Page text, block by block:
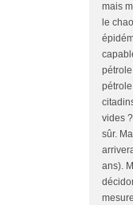
mais
le
vides
sûr.
ans).